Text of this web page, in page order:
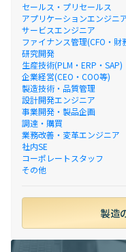
セールス・プリセールス
アプリケーションエンジニ
サービスエンジニア
ファイナンス管理(CFO・財
研究開発
生産技術(PLM・ERP・SAP)
企業経営(CEO・COO等)
製造技術・品質管理
設計開発エンジニア
事業開発・製品企画
調達・購買
業務改善・変革エンジニア
社内SE
コーポレートスタッフ
その他
製造